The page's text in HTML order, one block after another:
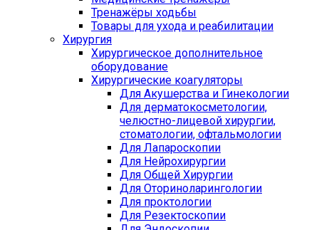
Тренажёры ходьбы
Товары для ухода и реабилитации
Хирургия
Хирургическое дополнительное
оборудование
Хирургические коагуляторы
Для Акушерства и Гинекологии
Для дерматокосметологии,
челюстно-лицевой хирургии,
стоматологии, офтальмологии
Для Лапароскопии
Для Нейрохирургии
Для Общей Хирургии
Для Оториноларингологии
Для проктологии
Для Резектоскопии